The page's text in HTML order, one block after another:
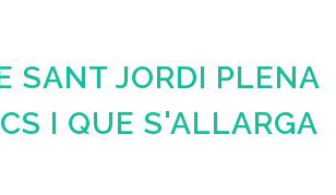
SANT JORDI PLENA
I QUE S'ALLARGA